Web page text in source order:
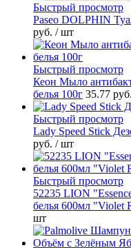
Быстрый просмотр
Paseo DOLPHIN
руб. / шт
Быстрый просмотр
Кеон Мыло
белья 100г 35.77 руб.
Быстрый просмотр
Lady Speed Stick
руб. / шт
Быстрый просмотр
52235 LION
белья 600мл "Violet
шт